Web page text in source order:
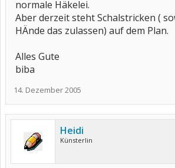
normale Häkelei.
Aber derzeit steht Schalstricken (
HÄnde das zulassen) auf dem Plan.
Alles Gute
biba
14. Dezember 2005
Heidi
Künsterlin